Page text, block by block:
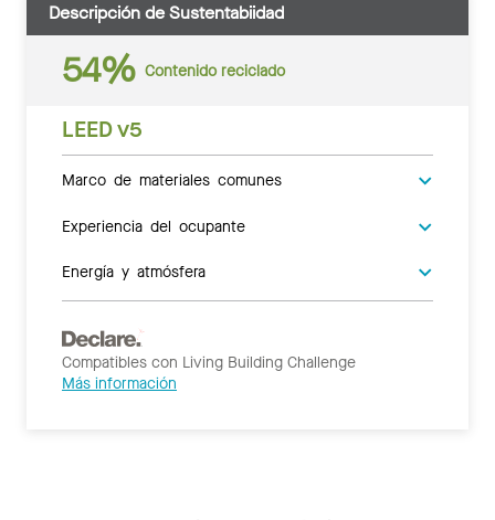
Descripción de Sustentabiidad
54% Contenido reciclado
LEED v5
Marco de materiales comunes
Experiencia del ocupante
Energía y atmósfera
Compatibles con Living Building Challenge
Más información